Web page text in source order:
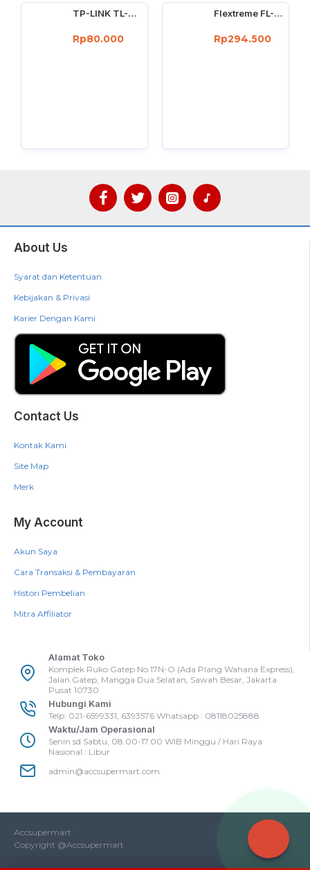
TP-LINK TL-WN725N : 150Mbps wireless N Nano USB adapter
Rp80.000
Flextreme FL-8110GMA-11-5-AS Media Converter Dual Core Gigabit Multimode 550 Meter
Rp294.500
About Us
Syarat dan Ketentuan
Kebijakan & Privasi
Karier Dengan Kami
Contact Us
Kontak Kami
Site Map
Merk
My Account
Akun Saya
Cara Transaksi & Pembayaran
Histori Pembelian
Mitra Affiliator
Alamat Toko
Komplek Ruko Gatep No.17N-O (Ada Plang Wahana Express),
Jalan Gatep, Mangga Dua Selatan, Sawah Besar, Jakarta
Pusat 10730
Hubungi Kami
Telp: 021-6599331, 6393576 Whatsapp : 08118025888
Waktu/Jam Operasional
Senin sd Sabtu, 08.00-17.00 WIB Minggu / Hari Raya
Nasional : Libur
admin@accsupermart.com
Accsupermart
Copyright @Accsupermart